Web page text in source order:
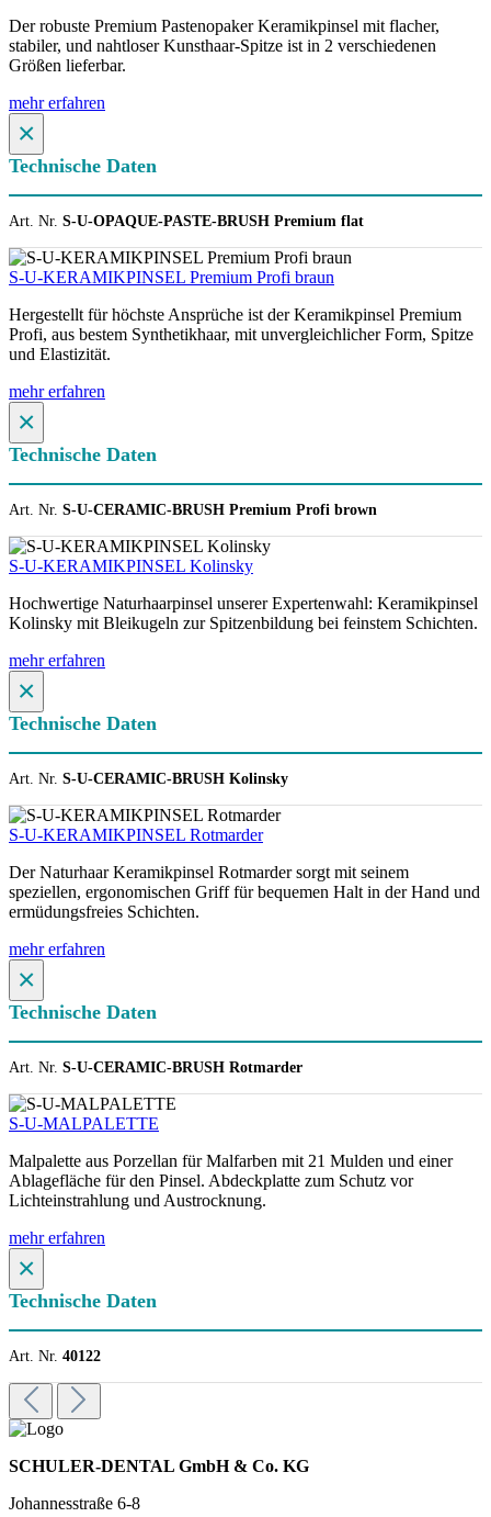
Der robuste Premium Pastenopaker Keramikpinsel mit flacher,
stabiler, und nahtloser Kunsthaar-Spitze ist in 2 verschiedenen
Größen lieferbar.
mehr erfahren
×
Technische Daten
Art. Nr. S-U-OPAQUE-PASTE-BRUSH Premium flat
S-U-KERAMIKPINSEL Premium Profi braun
Hergestellt für höchste Ansprüche ist der Keramikpinsel Premium
Profi, aus bestem Synthetikhaar, mit unvergleichlicher Form, Spitze
und Elastizität.
mehr erfahren
×
Technische Daten
Art. Nr. S-U-CERAMIC-BRUSH Premium Profi brown
S-U-KERAMIKPINSEL Kolinsky
Hochwertige Naturhaarpinsel unserer Expertenwahl: Keramikpinsel
Kolinsky mit Bleikugeln zur Spitzenbildung bei feinstem Schichten.
mehr erfahren
×
Technische Daten
Art. Nr. S-U-CERAMIC-BRUSH Kolinsky
S-U-KERAMIKPINSEL Rotmarder
Der Naturhaar Keramikpinsel Rotmarder sorgt mit seinem
speziellen, ergonomischen Griff für bequemen Halt in der Hand und
ermüdungsfreies Schichten.
mehr erfahren
×
Technische Daten
Art. Nr. S-U-CERAMIC-BRUSH Rotmarder
S-U-MALPALETTE
Malpalette aus Porzellan für Malfarben mit 21 Mulden und einer
Ablagefläche für den Pinsel. Abdeckplatte zum Schutz vor
Lichteinstrahlung und Austrocknung.
mehr erfahren
×
Technische Daten
Art. Nr. 40122
SCHULER-DENTAL GmbH & Co. KG
Johannesstraße 6-8